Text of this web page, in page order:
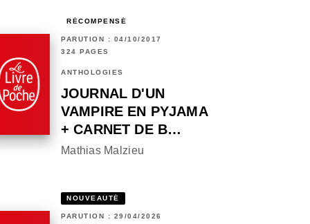
RÉCOMPENSÉ
PARUTION : 04/10/2017
324 PAGES
ANTHOLOGIES
JOURNAL D'UN
VAMPIRE EN PYJAMA
+ CARNET DE B…
Mathias Malzieu
NOUVEAUTÉ
PARUTION : 29/04/2026